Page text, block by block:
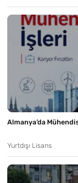
Almanya’da
Yurtdışı Lisans